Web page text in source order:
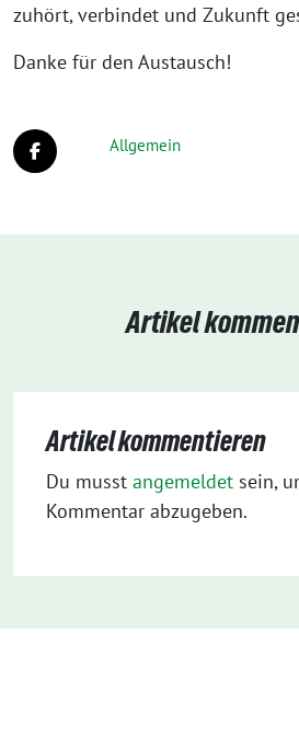
zuhört, verbindet und Zukunft
Danke für den Austausch!
Allgemein
Artikel
Artikel kommentieren
Du musst angemeldet sein,
Kommentar abzugeben.